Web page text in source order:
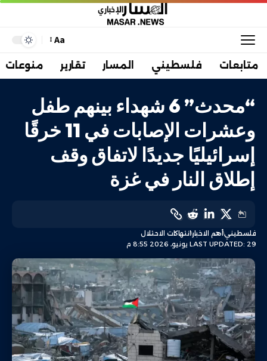
Aa
متابعات فلسطيني المسار تقارير منوعات
“محدث” 6 شهداء بينهم طفل
وعشرات الإصابات في 11 خرقًا
إسرائيليًا جديدًا لاتفاق وقف
إطلاق النار في غزة
LAST UPDATED: 29 يونيو، 2026 8:55 م
فلسطينيأهم الاخبارانتهاكات الاحتلال